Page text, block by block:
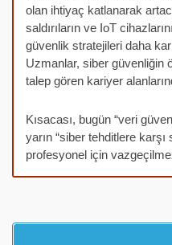
olan ihtiyaç katlanarak
saldırıların ve IoT
güvenlik stratejileri daha
Uzmanlar, siber güvenliğin
talep gören kariyer
Kısacası, bugün “veri
yarın “siber tehditlere
profesyonel için